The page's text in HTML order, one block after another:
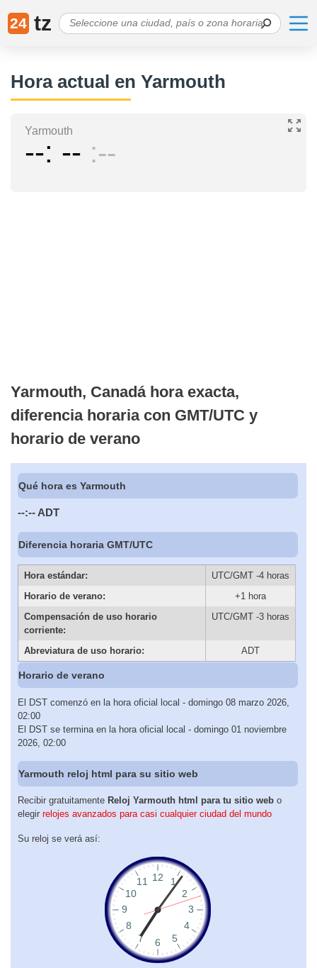
24 tz
Hora actual en Yarmouth
Yarmouth
-- -- --
Yarmouth, Canadá hora exacta,
diferencia horaria con GMT/UTC y
horario de verano
Qué hora es Yarmouth
--:-- ADT
Diferencia horaria GMT/UTC
Hora estándar:
UTC/GMT -4 horas
Horario de verano:
+1 hora
Compensación de uso horario
corriente:
UTC/GMT -3 horas
Abreviatura de uso horario: ADT
Horario de verano
El DST comenzó en la hora oficial local - domingo 08 marzo 2026,
02:00
El DST se termina en la hora oficial local - domingo 01 noviembre
2026, 02:00
Yarmouth reloj html para su sitio web
Recibir gratuitamente Reloj Yarmouth html para tu sitio web o
elegir relojes avanzados para casi cualquier ciudad del mundo
Su reloj se verá así: